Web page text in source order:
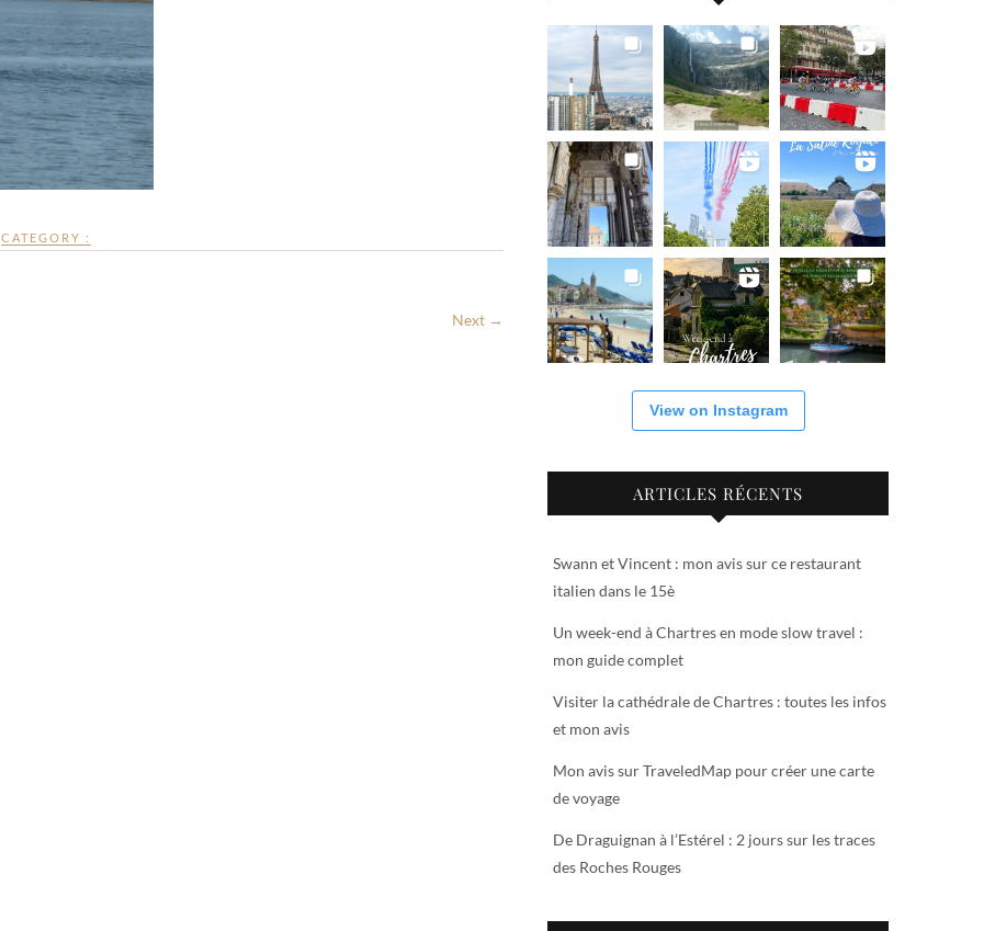
CATEGORY :
Next →
View on Instagram
ARTICLES RÉCENTS
Swann et Vincent : mon avis sur ce restaurant
italien dans le 15è
Un week-end à Chartres en mode slow travel :
mon guide complet
Visiter la cathédrale de Chartres : toutes les infos
et mon avis
Mon avis sur TraveledMap pour créer une carte
de voyage
De Draguignan à l’Estérel : 2 jours sur les traces
des Roches Rouges